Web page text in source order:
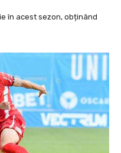
în acest sezon, obținând